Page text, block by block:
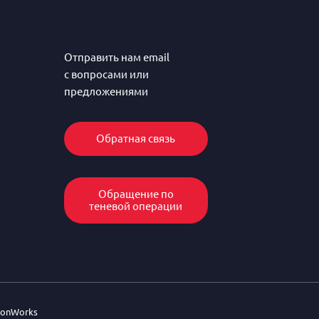
Отправить нам email
с вопросами или
предложениями
Обратная связь
Обращение по
теневой операции